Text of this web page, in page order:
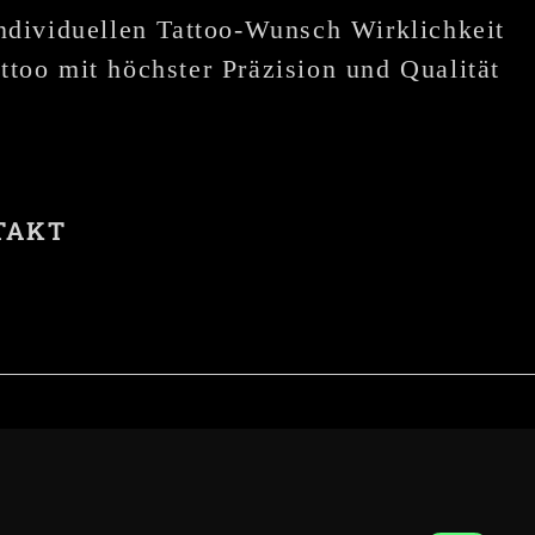
Tattoo-Wunsch Wirklichkeit
mit höchster Präzision und Qualität